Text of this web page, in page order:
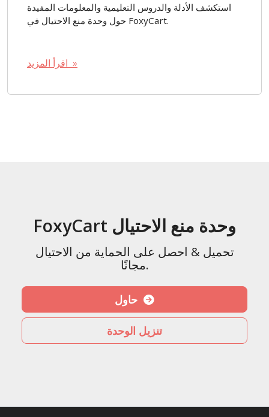
استكشف الأدلة والدروس التعليمية والمعلومات المفيدة
حول وحدة منع الاحتيال في FoxyCart.
اقرأ المزيد »
FoxyCart وحدة منع الاحتيال
تحميل & احصل على الحماية من الاحتيال
مجانًا.
تنزيل الوحدة